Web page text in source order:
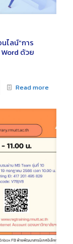
ไลน์”การ
ด้วย
Read more